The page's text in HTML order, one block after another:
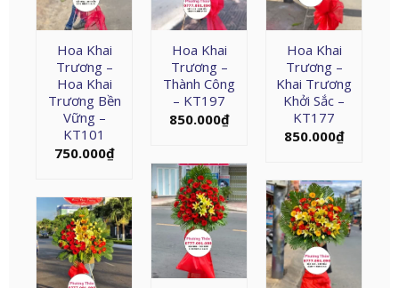
Hoa Khai
Trương –
Hoa Khai
Trương Bền
Vững –
KT101
750.000₫
Hoa Khai
Trương –
Thành Công
– KT197
850.000₫
Hoa Khai
Trương –
Khai Trương
Khởi Sắc –
KT177
850.000₫